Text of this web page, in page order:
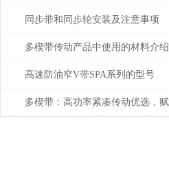
同步带和同步轮安装及注意事项
多楔带传动产品中使用的材料介绍
高速防油窄V带SPA系列的型号